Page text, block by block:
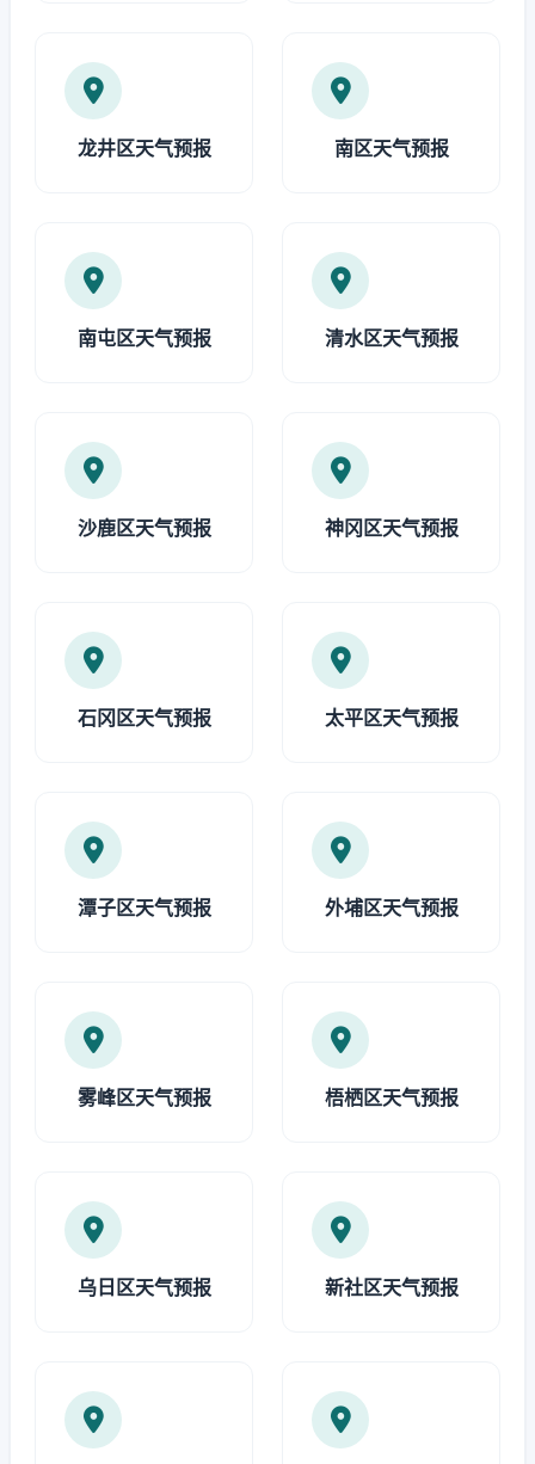
龙井区天气预报 南区天气预报
南屯区天气预报 清水区天气预报
沙鹿区天气预报 神冈区天气预报
石冈区天气预报 太平区天气预报
潭子区天气预报 外埔区天气预报
雾峰区天气预报 梧栖区天气预报
乌日区天气预报 新社区天气预报